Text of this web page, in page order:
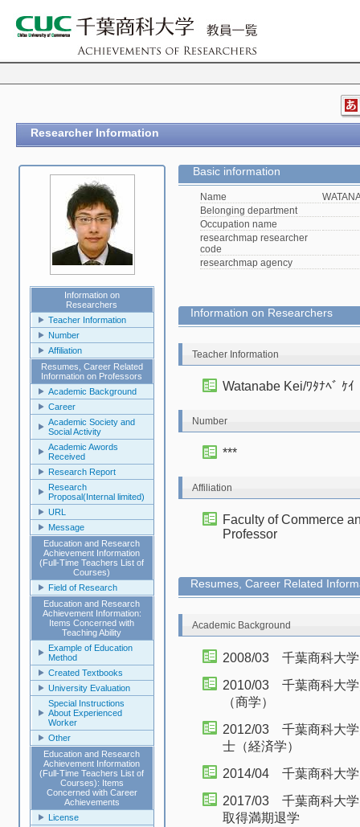
Researcher Information
Information on
Researchers
Teacher Information
Number
Affiliation
Resumes, Career Related
Information on Professors
Academic Background
Career
Academic Society and
Social Activity
Academic Awords
Received
Research Report
Research
Proposal(Internal limited)
URL
Message
Education and Research
Achievement Information
(Full-Time Teachers List of
Courses)
Field of Research
Education and Research
Achievement Information:
Items Concerned with
Teaching Ability
Example of Education
Method
Created Textbooks
University Evaluation
Special Instructions
About Experienced
Worker
Other
Education and Research
Achievement Information
(Full-Time Teachers List of
Courses): Items
Concerned with Career
Achievements
License
Basic information
Name
Belonging department
Occupation name
researchmap researcher
code
researchmap agency
Information on Researchers
Teacher Information
Watanabe Kei/ﾜﾀﾅﾍﾞ ｹｲ
Number
***
Affiliation
Faculty of Commerce
Professor
Resumes, Career Related
Academic Background
2008/03 千葉商科大
2010/03 千葉商科大
（商学）
2012/03 千葉商科大
士（経済学）
2014/04 千葉商科大
2017/03 千葉商科大
取得満期退学